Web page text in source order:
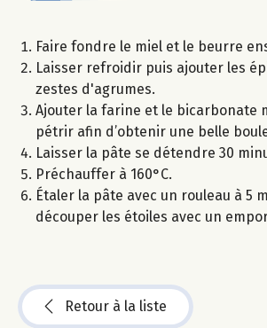
Faire fondre le miel et le beurre
Laisser refroidir puis ajouter les
zestes d'agrumes.
Ajouter la farine et le bicarbonate
pétrir afin d’obtenir une belle
Laisser la pâte se détendre 30
Préchauffer à 160°C.
Étaler la pâte avec un rouleau à 5
découper les étoiles avec un
Retour à la liste